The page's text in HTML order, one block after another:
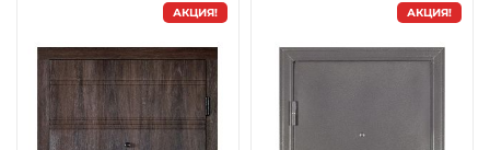
АКЦИЯ! АКЦИЯ!